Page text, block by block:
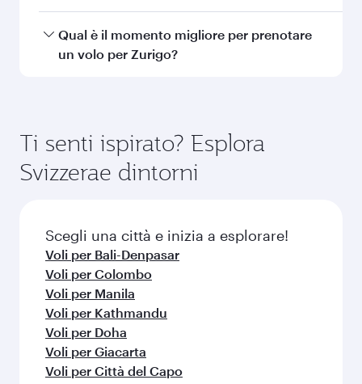
Abu Dhabi Dubai
Domande frequenti (FAQ) sui
voli
Posso prenotare voli diretti per Zurigo?
Sì, Qatar Airways opera voli diretti per Zurigo.
Cerca i voli della nostra homepage per
Come posso raggiungere Zurigo con Qatar